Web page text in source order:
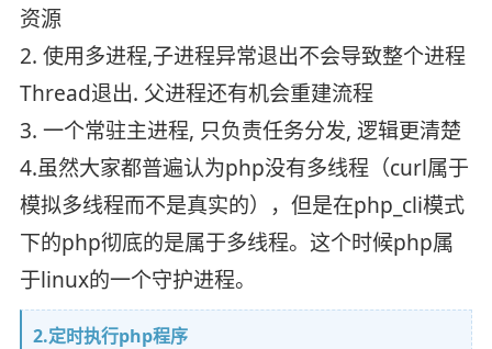
资源
2. 使用多进程,子进程异常退出不会导致整个进程
Thread退出. 父进程还有机会重建流程
3. 一个常驻主进程, 只负责任务分发, 逻辑更清楚
4.虽然大家都普遍认为php没有多线程（curl属于
模拟多线程而不是真实的），但是在php_cli模式
下的php彻底的是属于多线程。这个时候php属
于linux的一个守护进程。
2.定时执行php程序